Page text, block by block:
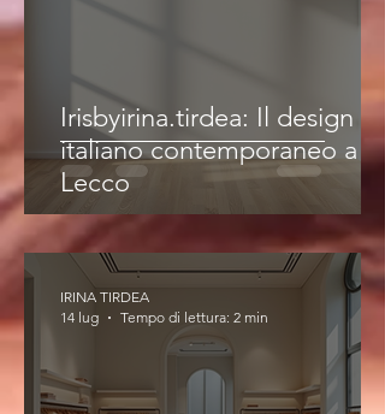
Irisbyirina.tirdea: Il design
italiano contemporaneo a
Lecco
IRINA TIRDEA
14 lug
Tempo di lettura: 2 min